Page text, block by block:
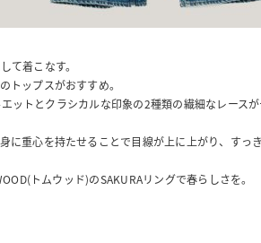
て着こなす。
トップスがおすすめ。
ットとクラシカルな印象の2種類の繊細なレース
に重心を持たせることで目線が上に上がり、すっ
トムウッド)のSAKURAリングで春らしさを。